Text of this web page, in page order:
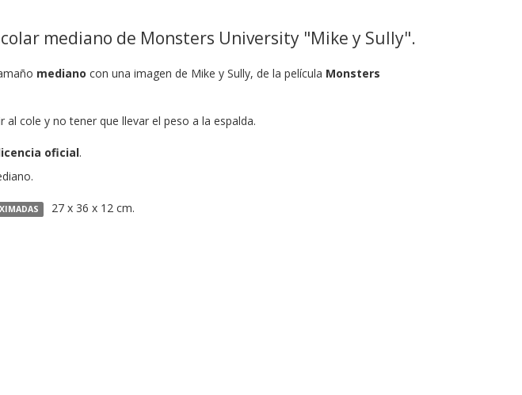
mediano de Monsters University "Mike y Sully".
mediano con una imagen de Mike y Sully, de la película Monsters
al cole y no tener que llevar el peso a la espalda.
oficial.
27 x 36 x 12 cm.